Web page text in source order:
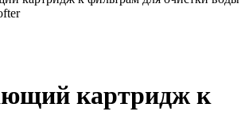
картридж к